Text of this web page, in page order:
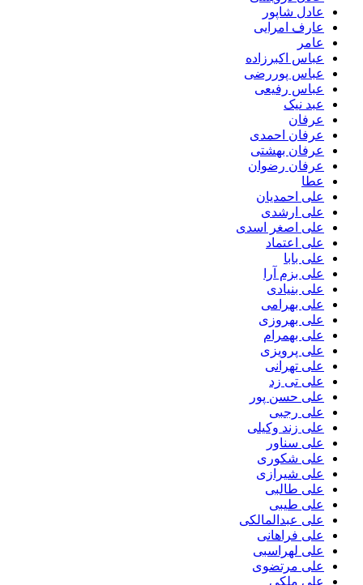
عادل شاپور
عارف امرایی
عامر
عباس اکبرزاده
عباس پوررضی
عباس رفیعی
عبد نیک
عرفان
عرفان احمدی
عرفان بهشتی
عرفان رضوان
عطا
علی احمدیان
علی ارشدی
علی اصغر اسدی
علی اعتماد
علی بابا
علی بزم آرا
علی بنیادی
علی بهرامی
علی بهروزی
علی بهمرام
علی پرویزی
علی تهرانی
علی تی زد
علی حسن پور
علی رجبی
علی زند وکیلی
علی سناور
علی شکوری
علی شیرازی
علی طالبی
علی طیبی
علی عبدالمالکی
علی فراهانی
علی لهراسبی
علی مرتضوی
علی ملکی